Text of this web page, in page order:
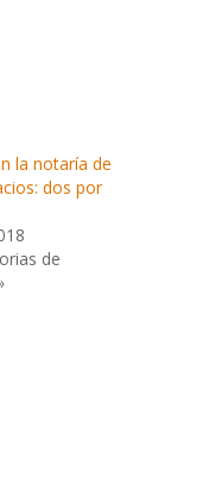
la notaría de
dos por
de